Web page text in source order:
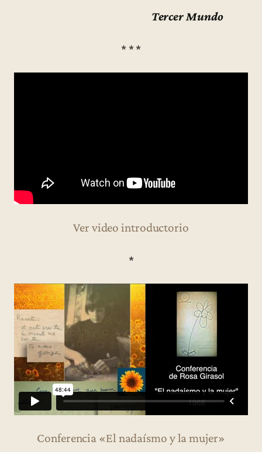
Tercer Mundo
* * *
Ver video introductorio
*
Conferencia «El nadaísmo y la mujer»